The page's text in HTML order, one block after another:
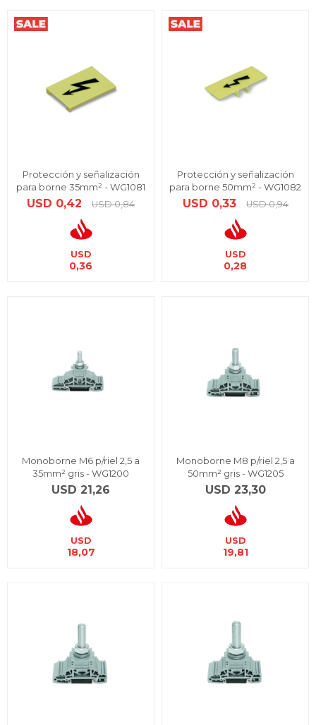
Protección y señalización
para borne 35mm² - WG1081
USD 0,42 USD 0,84
USD
0,36
Protección y señalización
para borne 50mm² - WG1082
USD 0,33 USD 0,94
USD
0,28
Monoborne M6 p/riel 2,5 a
35mm² gris - WG1200
USD 21,26
USD
18,07
Monoborne M8 p/riel 2,5 a
50mm² gris - WG1205
USD 23,30
USD
19,81